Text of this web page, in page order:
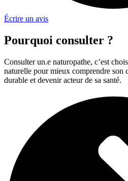
Écrire un avis
Pourquoi consulter ?
Consulter un.e naturopathe, c’est
naturelle pour mieux comprendre son
durable et devenir acteur de sa santé.